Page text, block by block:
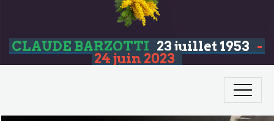
CLAUDE BARZOTTI 23 juillet 1953 -
24 juin 2023